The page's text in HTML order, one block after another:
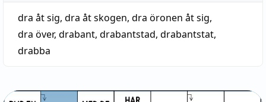
dra åt sig, dra åt skogen, dra öronen åt sig,
dra över, drabant, drabantstad, drabantstat,
drabba